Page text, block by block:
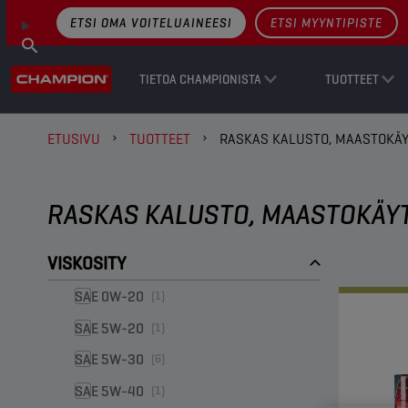
TIETOA CHAMPIONISTA TUOTTEET
ETSI OMA VOITELUAINEESI ETSI MYYNTIPISTE
ETUSIVU TUOTTEET RASKAS KALUSTO,
RASKAS KALUSTO,
VISKOSITY
SAE 0W-20 (1)
SAE 5W-20 (1)
SAE 5W-30 (6)
SAE 5W-40 (1)